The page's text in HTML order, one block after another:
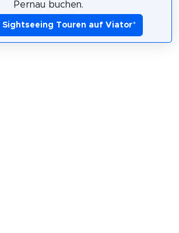
Pernau buchen.
Sightseeing Touren auf Viator*